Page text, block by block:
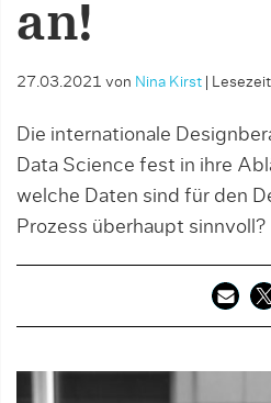
an!
27.03.2021 von Nina Kirst
Die internationale
Data Science fest in ihre
welche Daten sind für den
Prozess überhaupt sinnvoll?